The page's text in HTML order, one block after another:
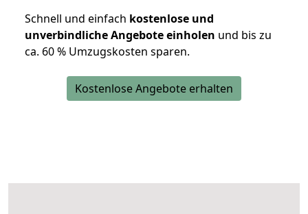
Schnell und einfach kostenlose und
unverbindliche Angebote einholen und bis zu
ca. 60 % Umzugskosten sparen.
Kostenlose Angebote erhalten